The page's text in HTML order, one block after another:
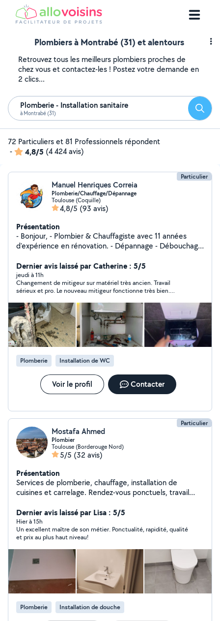
Plombiers à Montrabé (31) et alentours
Retrouvez tous les meilleurs plombiers proches de
chez vous et contactez-les ! Postez votre demande en
2 clics...
Plomberie - Installation sanitaire
à Montrabé (31)
72 Particuliers et 81 Professionnels répondent
-
4,8/5 (4 424 avis)
Particulier
Manuel Henriques Correia
Plomberie/Chauffage/Dépannage
Toulouse (Coquille)
4,8/5 (93 avis)
Présentation
- Bonjour, - Plombier & Chauffagiste avec 11 années
d'expérience en rénovation. - Dépannage - Débouchage
soigné & rapide. - Disponible en cas de conseil ou de
réclamation quelconque. - Je suis réactif - Estimation
gratuite , je me déplace - Je me suis inscrit sur
allovoisins pour faire quelques bricoles sur mon temps
libre . Je suis un particulier . - Je me ferai un plaisir de
vous rendre service mes chers voisins . - Au plaisir de
vous lire ! Note : Il est important de comprendre que
des comportements impatients ou irrespectueux
peuvent finir par pénaliser tout le monde
Dernier avis laissé par Catherine : 5/5
jeudi à 11h
Changement de mitigeur sur matériel très ancien. Travail
sérieux et pro. Le nouveau mitigeur fonctionne très bien.
Plomberie Installation de WC
Voir le profil Contacter
Particulier
Mostafa Ahmed
Plombier
Toulouse (Borderouge Nord)
5/5 (32 avis)
Présentation
Services de plomberie, chauffage, installation de
cuisines et carrelage. Rendez-vous ponctuels, travail
Dernier avis laissé par Lisa : 5/5
Hier à 15h
Un excellent maître de son métier. Ponctualité, rapidité, qualité
et prix au plus haut niveau!
Plomberie Installation de douche